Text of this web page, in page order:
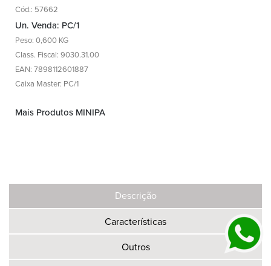
Cód.: 57662
Un. Venda: PC/1
Peso: 0,600 KG
Class. Fiscal: 9030.31.00
EAN: 7898112601887
Caixa Master: PC/1
Mais Produtos MINIPA
Descrição
Características
Outros